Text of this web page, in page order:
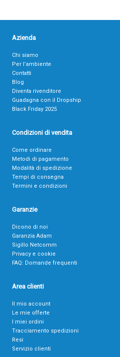
Azienda
Chi siamo
Per l’ambiente
Contatti
Blog
Diventa rivenditore
Guadagna con il Dropship
Black Friday 2025
Condizioni di vendita
Come ordinare
Metodi di pagamento
Modalità di spedizione
Tempi di consegna
Termini e condizioni
Garanzie
Dicono di noi
Garanzia Adam
Sigillo Netcomm
Privacy e cookie
FAQ: Domande frequenti
Area clienti
Il mio account
Le mie offerte
I miei ordini
Tracciamento spedizioni
Resi
Servizio clienti